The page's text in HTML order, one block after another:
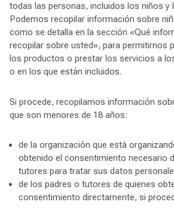
todas las personas, incluidos los niños y
Podemos recopilar información sobre
como se detalla en la sección «Qué
recopilar sobre usted», para permitirnos
los productos o prestar los servicios a
o en los que están incluidos.
Si procede, recopilamos información
que son menores de 18 años:
de la organización que está
obtenido el consentimiento necesario
tutores para tratar sus datos
de los padres o tutores de quienes
consentimiento directamente, si